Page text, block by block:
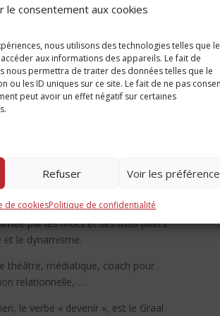
le consentement aux cookies
nous utilisons des technologies telles que
aux informations des appareils. Le fait de
nous permettra de traiter des données telles que le
ou les ID uniques sur ce site. Le fait de ne pas
peut avoir un effet négatif sur certaines
Refuser Voir les
de cookiesPolitique de confidentialité
!
Faugère
» dans ses rencontres et par son «
par les mots et ses trois piliers
et le dynamisme.
théâtre, médiatique, coach pour
relationnelle, …
le verbe « devenir », est le Graal